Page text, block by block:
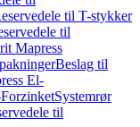
til T-stykker
til
Mapress
Beslag til
El-
Systemrør
til